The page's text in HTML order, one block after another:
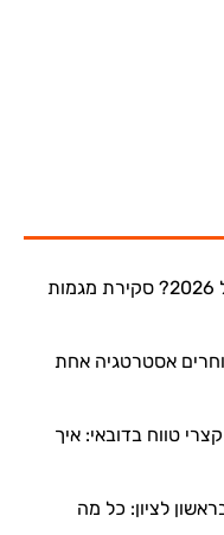
למה בטומי היא יעד ההשקעה החם של 2026? סקירת מגמות
אסטרטגיה אחת
טווח בדובאי: איך
לציון: כל מה